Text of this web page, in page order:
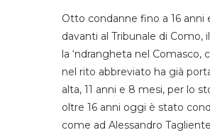
Otto condanne fino a 16 anni
davanti al Tribunale di Como,
la ‘ndrangheta nel
nel rito abbreviato ha già
alta, 11 anni e 8 mesi, per lo
oltre 16 anni oggi è stato
come ad Alessandro